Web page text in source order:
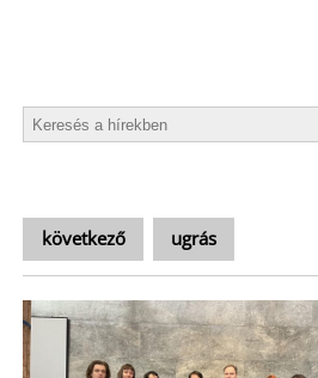
következő ugrás